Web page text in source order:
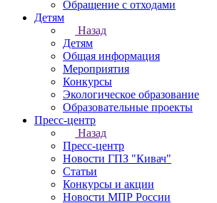
Обращение с отходами
Детям
Назад
Детям
Общая информация
Мероприятия
Конкурсы
Экологическое образование
Образовательные проекты
Пресс-центр
Назад
Пресс-центр
Новости ГПЗ "Кивач"
Статьи
Конкурсы и акции
Новости МПР России